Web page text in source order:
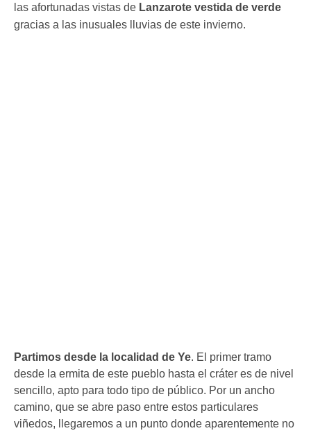
las afortunadas vistas de Lanzarote vestida de verde
gracias a las inusuales lluvias de este invierno.
Partimos desde la localidad de Ye. El primer tramo
desde la ermita de este pueblo hasta el cráter es de nivel
sencillo, apto para todo tipo de público. Por un ancho
camino, que se abre paso entre estos particulares
viñedos, llegaremos a un punto donde aparentemente no